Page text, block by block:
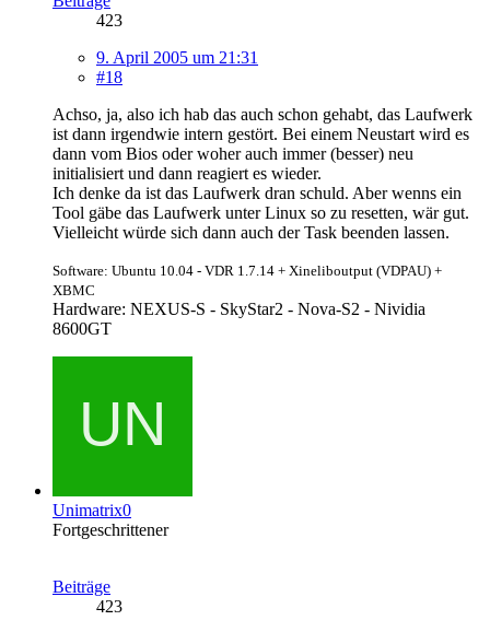
423
9. April 2005 um 21:31
#18
Achso, ja, also ich hab das auch schon gehabt, das Laufwerk
ist dann irgendwie intern gestört. Bei einem Neustart wird es
dann vom Bios oder woher auch immer (besser) neu
initialisiert und dann reagiert es wieder.
Ich denke da ist das Laufwerk dran schuld. Aber wenns ein
Tool gäbe das Laufwerk unter Linux so zu resetten, wär gut.
Vielleicht würde sich dann auch der Task beenden lassen.
Software: Ubuntu 10.04 - VDR 1.7.14 + Xineliboutput (VDPAU) +
XBMC
Hardware: NEXUS-S - SkyStar2 - Nova-S2 - Nividia
8600GT
Unimatrix0
Fortgeschrittener
Beiträge
423